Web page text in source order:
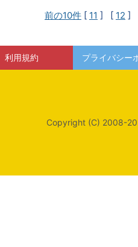
前の10件 [ 11 ] [ 12 ]
利用規約 プライバシー
Copyright (C) 2008-